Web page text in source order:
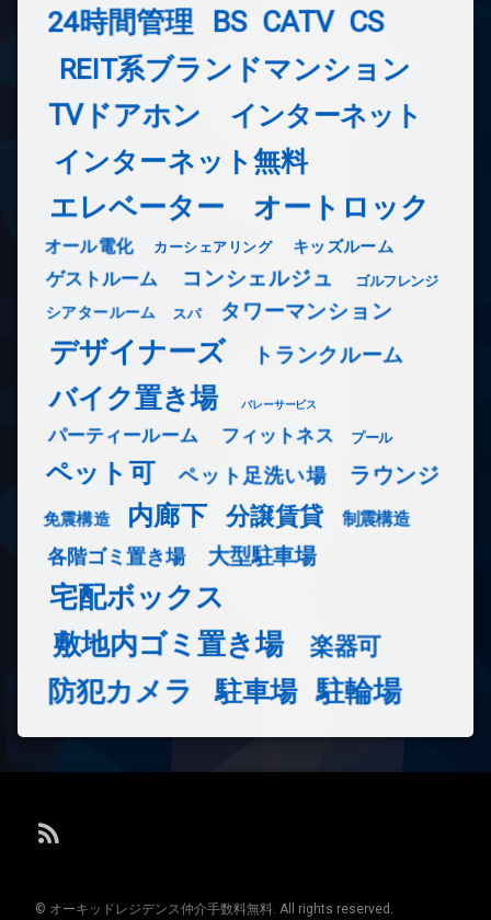
24時間管理 BS CATV CS
REIT系ブランドマンション
TVドアホン インターネット
インターネット無料
エレベーター オートロック
オール電化 カーシェアリング キッズルーム
ゲストルーム コンシェルジュ ゴルフレンジ
シアタールーム スパ タワーマンション
デザイナーズ トランクルーム
バイク置き場 バレーサービス
パーティールーム フィットネス プール
ペット可 ペット足洗い場 ラウンジ
免震構造 内廊下 分譲賃貸 制震構造
各階ゴミ置き場 大型駐車場
宅配ボックス
敷地内ゴミ置き場
楽器可
防犯カメラ 駐車場 駐輪場
RSS
© オーキッドレジデンス仲介手数料無料. All rights reserved.